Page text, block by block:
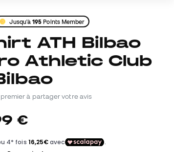
Jusqu'à195 Points Member
Athletic Club
premier à partager votre avis
€